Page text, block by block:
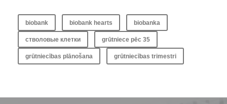
biobank biobank hearts biobanka
стволовые клетки grūtniece pēc 35
grūtniecības plānošana grūtniecības trimestri